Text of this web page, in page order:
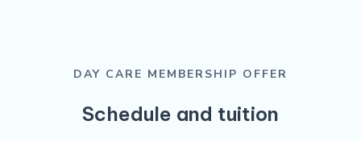
DAY CARE MEMBERSHIP OFFER
Schedule and tuition